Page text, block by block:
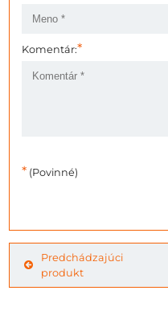
Komentár:*
* (Povinné)
Predchádzajúci
produkt